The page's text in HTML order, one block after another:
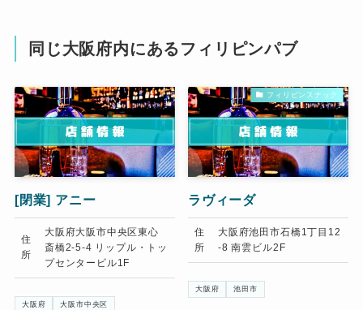
同じ大阪府内にあるフィリピンパブ
[閉業] アニー
住
所
大阪府大阪市中央区東心
斎橋2-5-4 リップル・トッ
プセンタービル1F
大阪府 大阪市中央区
フィリピンスナック
ラヴィーダ
住
所
大阪府池田市石橋1丁目12
-8 南雲ビル2F
大阪府 池田市